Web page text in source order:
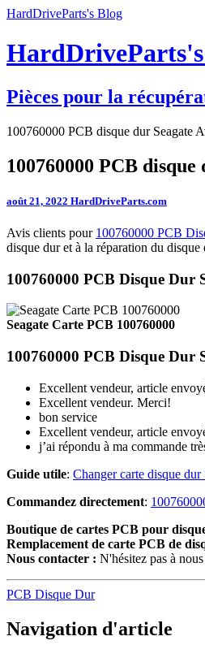
HardDriveParts's Blog
Pièces pour la
100760000 PCB disque dur Seagate
100760000 PCB disque
août 21, 2022 HardDriveParts.com
Avis clients pour 100760000 PCB
disque dur et à la réparation du disque
100760000 PCB Disque Dur
Seagate Carte PCB 100760000
100760000 PCB Disque Dur
Excellent vendeur, article
Excellent vendeur. Merci!
bon service
Excellent vendeur, article
j’ai répondu à ma commande
Guide utile: Changer carte disque dur
Commandez directement:
Boutique de cartes PCB pour
Remplacement de carte PCB de
Nous contacter : N'hésitez pas à
PCB Disque Dur
Navigation d'article